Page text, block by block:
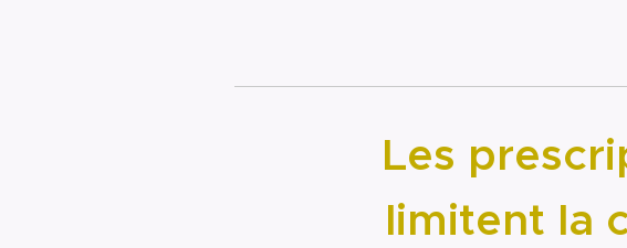
Les
limitent la